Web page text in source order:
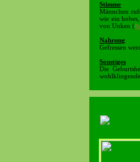
Stimme
Männchen
wie ein
von Unken (
Nahrung
Gefressen
Sonstiges
Die